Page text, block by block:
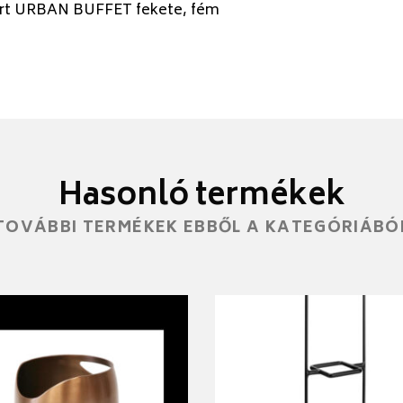
URBAN BUFFET fekete, fém
Hasonló termékek
TERMÉKEK EBBŐL A